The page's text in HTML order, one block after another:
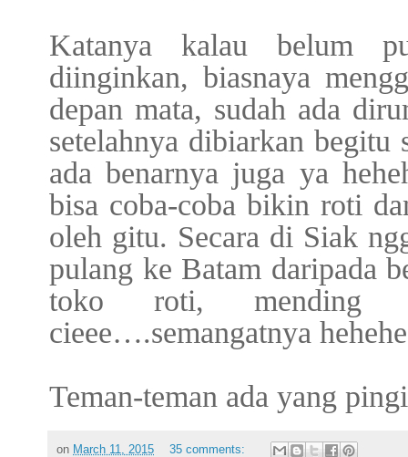
Katanya kalau belum
diinginkan, biasnaya
depan mata, sudah ada
setelahnya dibiarkan
ada benarnya juga ya
bisa coba-coba bikin roti
oleh gitu. Secara di Siak
pulang ke Batam daripada
toko roti, mending
cieee….semangatnya
Teman-teman ada yang
on March 11, 2015 35 comments: